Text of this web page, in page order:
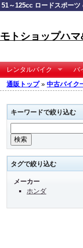
51～125cc ロードスポーツ
モトショップハ
レンタルバイク バ
通販トップ» 中古バイク
キーワードで絞り込む
タグで絞り込む
メーカー
ホンダ